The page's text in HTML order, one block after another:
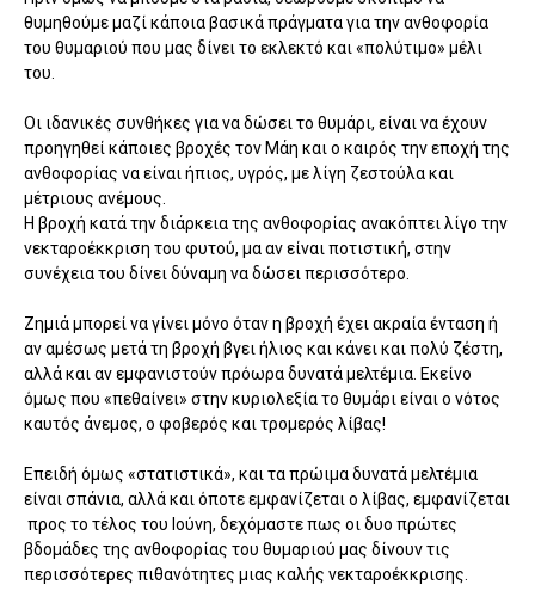
θυμηθούμε μαζί κάποια βασικά πράγματα για την ανθοφορία
του θυμαριού που μας δίνει το εκλεκτό και «πολύτιμο» μέλι
του.
Οι ιδανικές συνθήκες για να δώσει το θυμάρι, είναι να έχουν
προηγηθεί κάποιες βροχές τον Μάη και ο καιρός την εποχή της
ανθοφορίας να είναι ήπιος, υγρός, με λίγη ζεστούλα και
μέτριους ανέμους.
Η βροχή κατά την διάρκεια της ανθοφορίας ανακόπτει λίγο την
νεκταροέκκριση του φυτού, μα αν είναι ποτιστική, στην
συνέχεια του δίνει δύναμη να δώσει περισσότερο.
Ζημιά μπορεί να γίνει μόνο όταν η βροχή έχει ακραία ένταση ή
αν αμέσως μετά τη βροχή βγει ήλιος και κάνει και πολύ ζέστη,
αλλά και αν εμφανιστούν πρόωρα δυνατά μελτέμια. Εκείνο
όμως που «πεθαίνει» στην κυριολεξία το θυμάρι είναι ο νότος
καυτός άνεμος, ο φοβερός και τρομερός λίβας!
Επειδή όμως «στατιστικά», και τα πρώιμα δυνατά μελτέμια
είναι σπάνια, αλλά και όποτε εμφανίζεται ο λίβας, εμφανίζεται
προς το τέλος του Ιούνη, δεχόμαστε πως οι δυο πρώτες
βδομάδες της ανθοφορίας του θυμαριού μας δίνουν τις
περισσότερες πιθανότητες μιας καλής νεκταροέκκρισης.